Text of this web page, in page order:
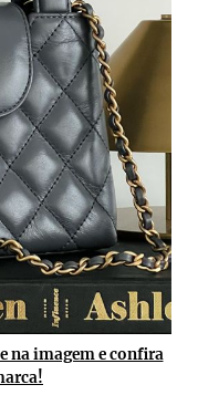
na imagem e confira